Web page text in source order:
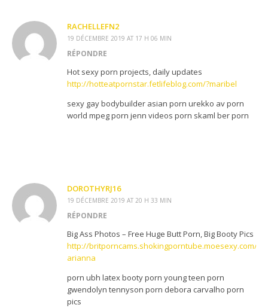
RACHELLEFN2
19 DÉCEMBRE 2019 AT 17 H 06 MIN
RÉPONDRE
Hot sexy porn projects, daily updates
http://hotteatpornstar.fetlifeblog.com/?maribel
sexy gay bodybuilder asian porn urekko av porn
world mpeg porn jenn videos porn skaml ber porn
DOROTHYRJ16
19 DÉCEMBRE 2019 AT 20 H 33 MIN
RÉPONDRE
Big Ass Photos – Free Huge Butt Porn, Big Booty Pics
http://britporncams.shokingporntube.moesexy.com/?
arianna
porn ubh latex booty porn young teen porn
gwendolyn tennyson porn debora carvalho porn
pics